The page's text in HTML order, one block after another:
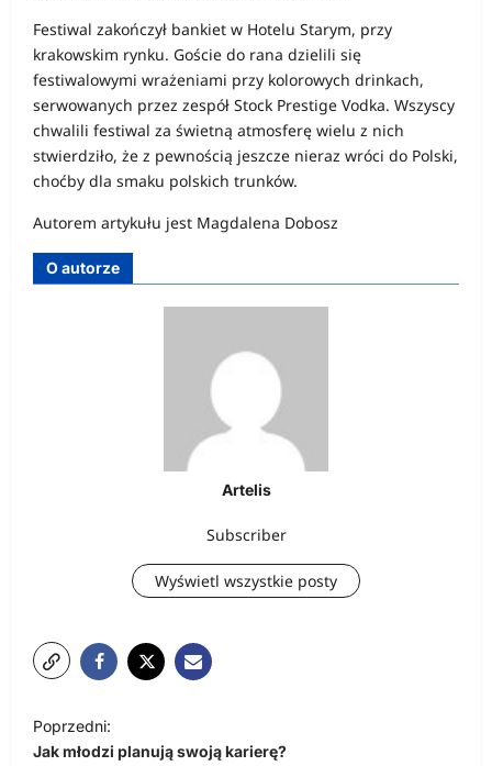
Festiwal zakończył bankiet w Hotelu Starym, przy
krakowskim rynku. Goście do rana dzielili się
festiwalowymi wrażeniami przy kolorowych drinkach,
serwowanych przez zespół Stock Prestige Vodka. Wszyscy
chwalili festiwal za świetną atmosferę wielu z nich
stwierdziło, że z pewnością jeszcze nieraz wróci do Polski,
choćby dla smaku polskich trunków.
Autorem artykułu jest Magdalena Dobosz
O autorze
Artelis
Subscriber
Wyświetl wszystkie posty
a
Poprzedni:
Jak młodzi planują swoją karierę?